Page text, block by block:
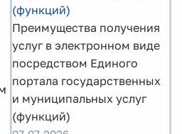
(функций)
Преимущества получения
услуг в электронном виде
посредством Единого
портала государственных
и муниципальных услуг
(функций)